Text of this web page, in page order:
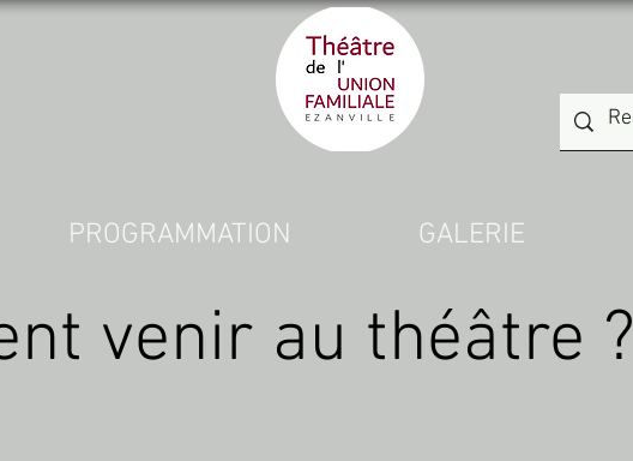
PROGRAMMATION GALERIE
venir au théâtre ?